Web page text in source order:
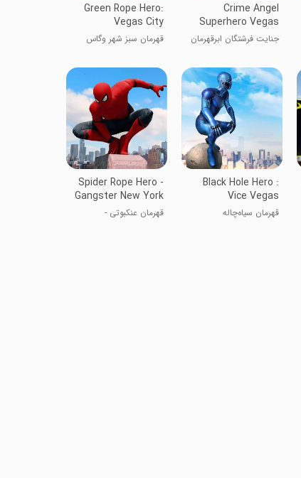
Crime Angel
Superhero Vegas
جنایت فرشتگان ابرقهرمان
Green Rope Hero:
Vegas City
قهرمان سبز شهر وگاس
Black Hole Hero :
Vice Vegas
قهرمان سیاه‌چاله
Spider Rope Hero -
Gangster New York
City
قهرمان عنکبوتی -